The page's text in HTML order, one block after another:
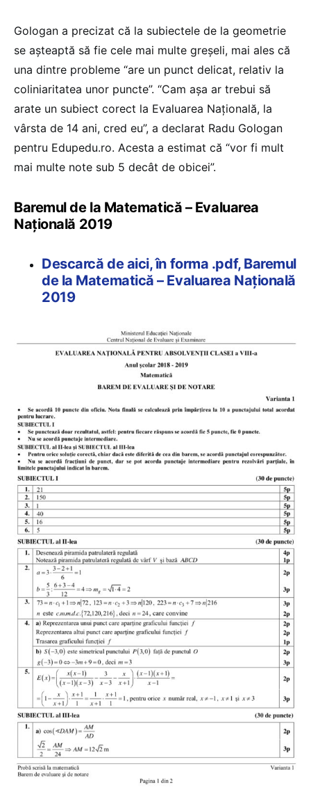
Gologan a precizat că la subiectele de la geometrie
se așteaptă să fie cele mai multe greșeli, mai ales că
una dintre probleme “are un punct delicat, relativ la
coliniaritatea unor puncte”. “Cam așa ar trebui să
arate un subiect corect la Evaluarea Națională, la
vârsta de 14 ani, cred eu”, a declarat Radu Gologan
pentru Edupedu.ro. Acesta a estimat că “vor fi mult
mai multe note sub 5 decât de obicei”.
Baremul de la Matematică – Evaluarea
Națională 2019
Descarcă de aici, în forma .pdf, Baremul
de la Matematică – Evaluarea Națională
2019